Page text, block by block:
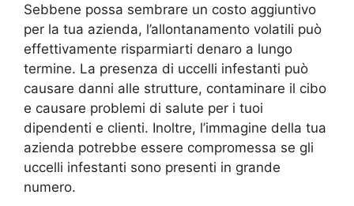
Sebbene possa sembrare un costo aggiuntivo
per la tua azienda, l’allontanamento volatili può
effettivamente risparmiarti denaro a lungo
termine. La presenza di uccelli infestanti può
causare danni alle strutture, contaminare il cibo
e causare problemi di salute per i tuoi
dipendenti e clienti. Inoltre, l’immagine della tua
azienda potrebbe essere compromessa se gli
uccelli infestanti sono presenti in grande
numero.